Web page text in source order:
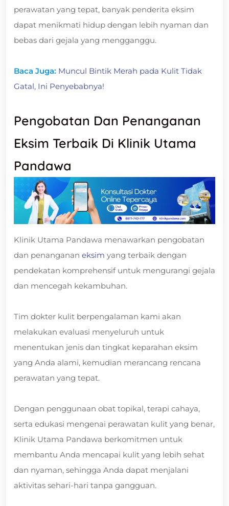
perawatan yang tepat, banyak penderita eksim
dapat menikmati hidup dengan lebih nyaman dan
bebas dari gejala yang mengganggu.
Baca Juga: Muncul Bintik Merah pada Kulit Tidak
Gatal, Ini Penyebabnya!
Pengobatan Dan Penanganan
Eksim Terbaik Di Klinik Utama
Pandawa
Klinik Utama Pandawa menawarkan pengobatan
dan penanganan eksim yang terbaik dengan
pendekatan komprehensif untuk mengurangi gejala
dan mencegah kekambuhan.
Tim dokter kulit berpengalaman kami akan
melakukan evaluasi menyeluruh untuk
menentukan jenis dan tingkat keparahan eksim
yang Anda alami, kemudian merancang rencana
perawatan yang tepat.
Dengan penggunaan obat topikal, terapi cahaya,
serta edukasi mengenai perawatan kulit yang benar,
Klinik Utama Pandawa berkomitmen untuk
membantu Anda mencapai kulit yang lebih sehat
dan nyaman, sehingga Anda dapat menjalani
aktivitas sehari-hari tanpa gangguan.